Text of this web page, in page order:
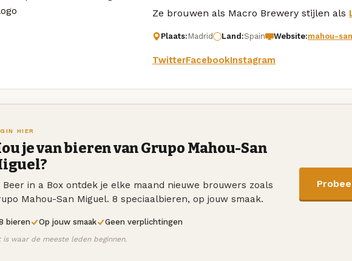
Ze brouwen als Macro Brewery stijlen als
Plaats: Madrid Land:Spain Website:mahou-
TwitterFacebookInstagram
HIER
je van bieren van Grupo Mahou-San
Beer in a Box ontdek je elke maand nieuwe brouwers zoals
Mahou-San Miguel. 8 speciaalbieren, op jouw smaak.
bieren Op jouw smaak Geen verplichtingen
is waar de meeste leden beginnen.